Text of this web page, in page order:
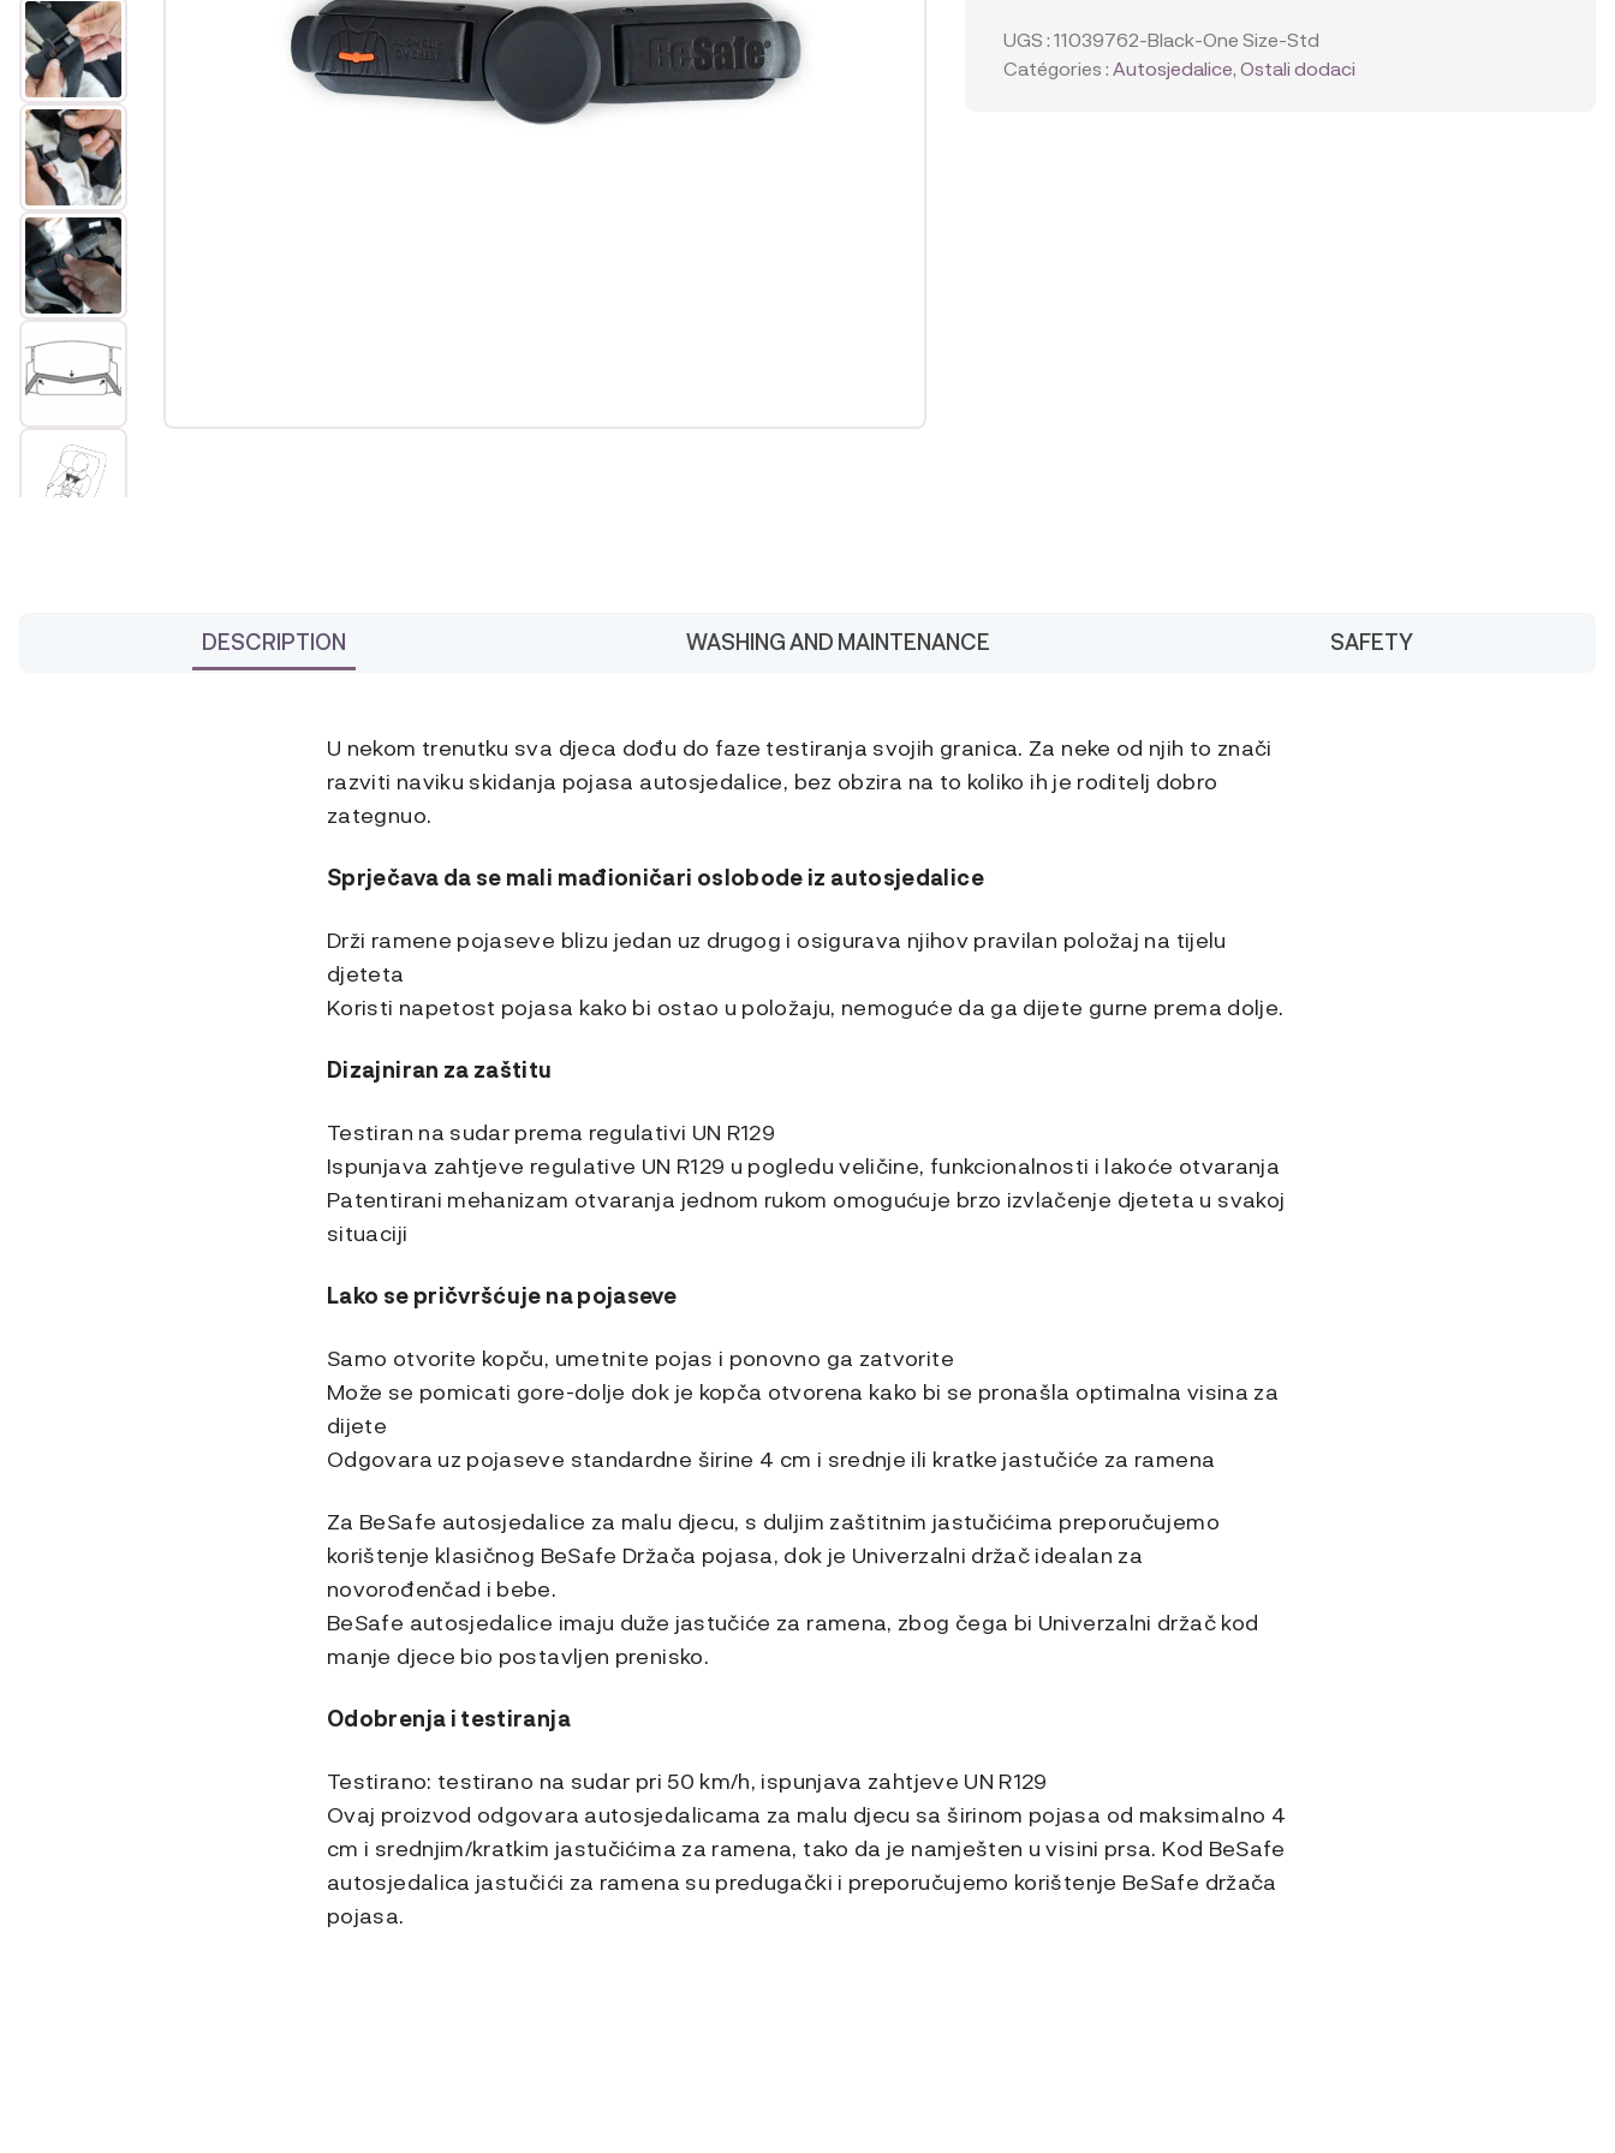
UGS :11039762-Black-One Size-Std
Catégories :Autosjedalice,Ostali dodaci
DESCRIPTION WASHING AND MAINTENANCE SAFETY
U nekom trenutku sva djeca dođu do faze testiranja svojih granica. Za neke od njih to znači
razviti naviku skidanja pojasa autosjedalice, bez obzira na to koliko ih je roditelj dobro
zategnuo.
Sprječava da se mali mađioničari oslobode iz autosjedalice
Drži ramene pojaseve blizu jedan uz drugog i osigurava njihov pravilan položaj na tijelu
djeteta
Koristi napetost pojasa kako bi ostao u položaju, nemoguće da ga dijete gurne prema dolje.
Dizajniran za zaštitu
Testiran na sudar prema regulativi UN R129
Ispunjava zahtjeve regulative UN R129 u pogledu veličine, funkcionalnosti i lakoće otvaranja
Patentirani mehanizam otvaranja jednom rukom omogućuje brzo izvlačenje djeteta u svakoj
situaciji
Lako se pričvršćuje na pojaseve
Samo otvorite kopču, umetnite pojas i ponovno ga zatvorite
Može se pomicati gore-dolje dok je kopča otvorena kako bi se pronašla optimalna visina za
dijete
Odgovara uz pojaseve standardne širine 4 cm i srednje ili kratke jastučiće za ramena
Za BeSafe autosjedalice za malu djecu, s duljim zaštitnim jastučićima preporučujemo
korištenje klasičnog BeSafe Držača pojasa, dok je Univerzalni držač idealan za
novorođenčad i bebe.
BeSafe autosjedalice imaju duže jastučiće za ramena, zbog čega bi Univerzalni držač kod
manje djece bio postavljen prenisko.
Odobrenja i testiranja
Testirano: testirano na sudar pri 50 km/h, ispunjava zahtjeve UN R129
Ovaj proizvod odgovara autosjedalicama za malu djecu sa širinom pojasa od maksimalno 4
cm i srednjim/kratkim jastučićima za ramena, tako da je namješten u visini prsa. Kod BeSafe
autosjedalica jastučići za ramena su predugački i preporučujemo korištenje BeSafe držača
pojasa.